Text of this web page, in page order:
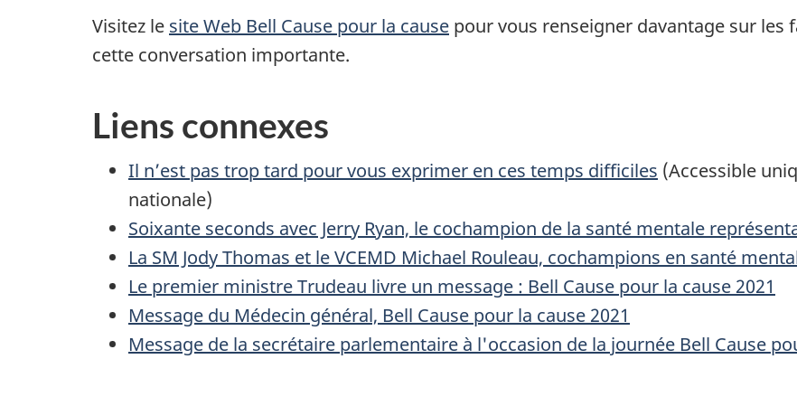
Visitez le site Web Bell Cause pour la cause pour vous renseigner davantage sur les
cette conversation importante.
Liens connexes
Il n’est pas trop tard pour vous exprimer en ces temps difficiles (Accessible
nationale)
Soixante seconds avec Jerry Ryan, le cochampion de la santé mentale
La SM Jody Thomas et le VCEMD Michael Rouleau, cochampions en santé
Le premier ministre Trudeau livre un message : Bell Cause pour la cause 2021
Message du Médecin général, Bell Cause pour la cause 2021
Message de la secrétaire parlementaire à l'occasion de la journée Bell Cause